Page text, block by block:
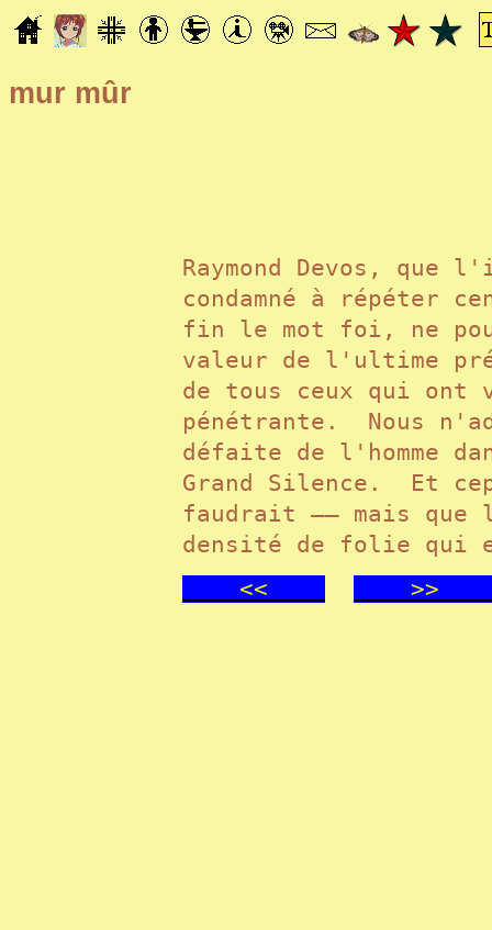
mur mûr
Raymond Devos, que
condamné à répéter
fin le mot foi, ne
valeur de l'ultime
de tous ceux qui ont
pénétrante. Nous
défaite de l'homme
Grand Silence. Et
faudrait —— mais
densité de folie qui
<<